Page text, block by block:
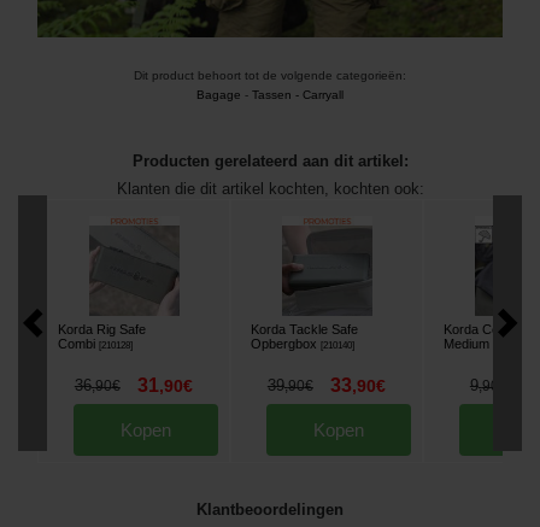
Dit product behoort tot de volgende categorieën:
Bagage - Tassen - Carryall
Producten gerelateerd aan dit artikel:
Klanten die dit artikel kochten, kochten ook:
Korda Rig Safe
Combi [210128]
36,90€ 31,90€
Kopen
Korda Tackle Safe
Opbergbox
[210140]
39,90€ 33,90€
Kopen
Korda Compac
Medium
9,90
Klantbeoordelingen